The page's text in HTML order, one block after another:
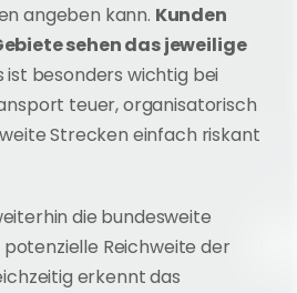
angeben kann. Kunden
sehen das jeweilige
ist besonders wichtig bei
teuer, organisatorisch
Strecken einfach riskant
die bundesweite
potenzielle Reichweite der
erkennt das